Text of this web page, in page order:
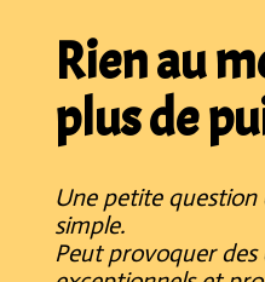
Rien au
plus de
Une petite
simple.
Peut provoquer des